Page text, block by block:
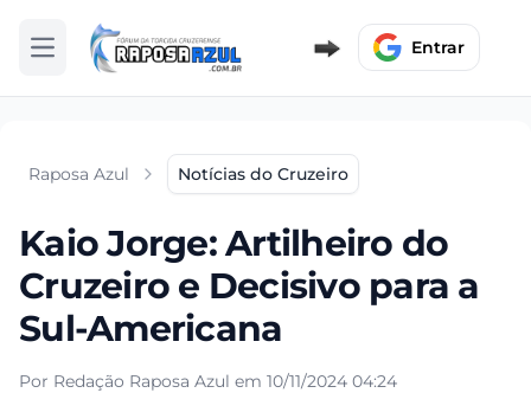
Abrir menu Entrar
Raposa Azul Notícias do Cruzeiro
Kaio Jorge: Artilheiro do
Cruzeiro e Decisivo para a
Sul-Americana
Por Redação Raposa Azul em 10/11/2024 04:24